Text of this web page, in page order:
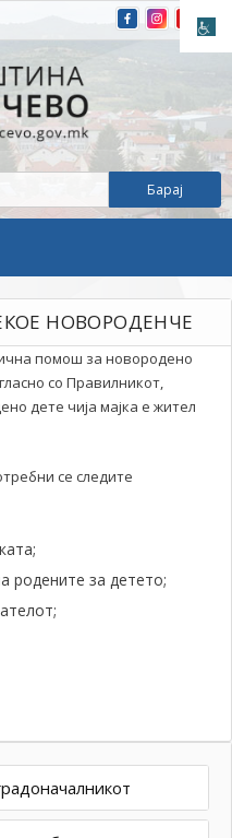
НОВОРОДЕНЧЕ
помош за новородено
со Правилникот,
дете чија мајка е жител
се следите
родените за детето;